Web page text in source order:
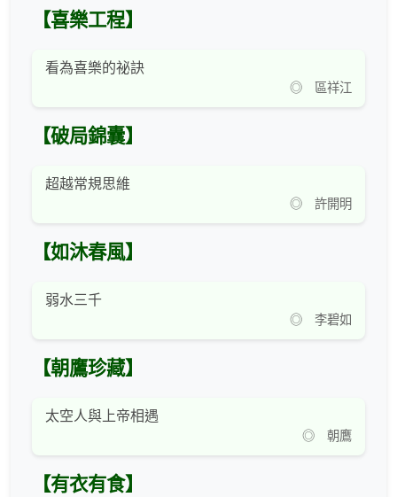
【喜樂工程】
看為喜樂的祕訣
◎ 區祥江
【破局錦囊】
超越常規思維
◎ 許開明
【如沐春風】
弱水三千
◎ 李碧如
【朝鷹珍藏】
太空人與上帝相遇
◎ 朝鷹
【有衣有食】